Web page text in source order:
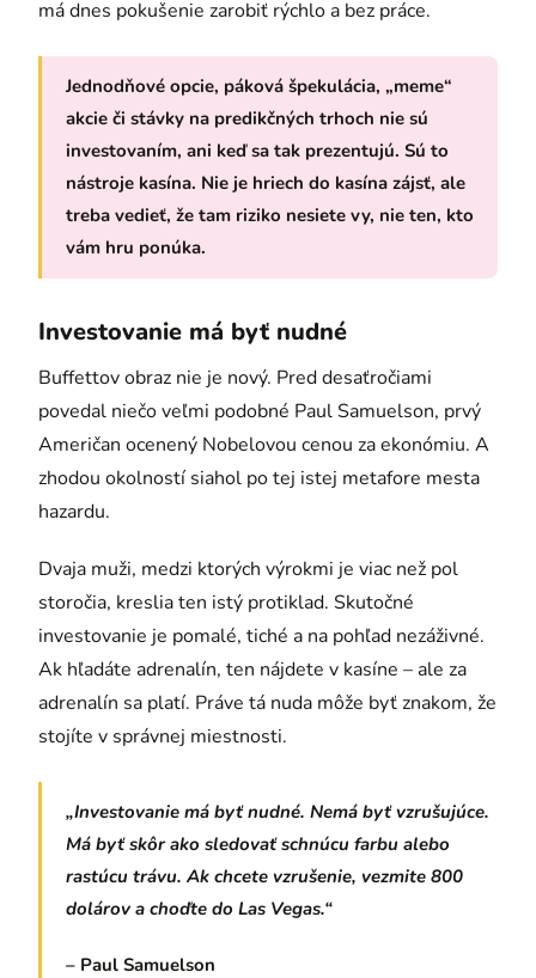
má dnes pokušenie zarobiť rýchlo a bez práce.
Jednodňové opcie, páková špekulácia, „meme“
akcie či stávky na predikčných trhoch nie sú
investovaním, ani keď sa tak prezentujú. Sú to
nástroje kasína. Nie je hriech do kasína zájsť, ale
treba vedieť, že tam riziko nesiete vy, nie ten, kto
vám hru ponúka.
Investovanie má byť nudné
Buffettov obraz nie je nový. Pred desaťročiami
povedal niečo veľmi podobné Paul Samuelson, prvý
Američan ocenený Nobelovou cenou za ekonómiu. A
zhodou okolností siahol po tej istej metafore mesta
hazardu.
Dvaja muži, medzi ktorých výrokmi je viac než pol
storočia, kreslia ten istý protiklad. Skutočné
investovanie je pomalé, tiché a na pohľad nezáživné.
Ak hľadáte adrenalín, ten nájdete v kasíne – ale za
adrenalín sa platí. Práve tá nuda môže byť znakom, že
stojíte v správnej miestnosti.
„Investovanie má byť nudné. Nemá byť vzrušujúce.
Má byť skôr ako sledovať schnúcu farbu alebo
rastúcu trávu. Ak chcete vzrušenie, vezmite 800
dolárov a choďte do Las Vegas.“
– Paul Samuelson